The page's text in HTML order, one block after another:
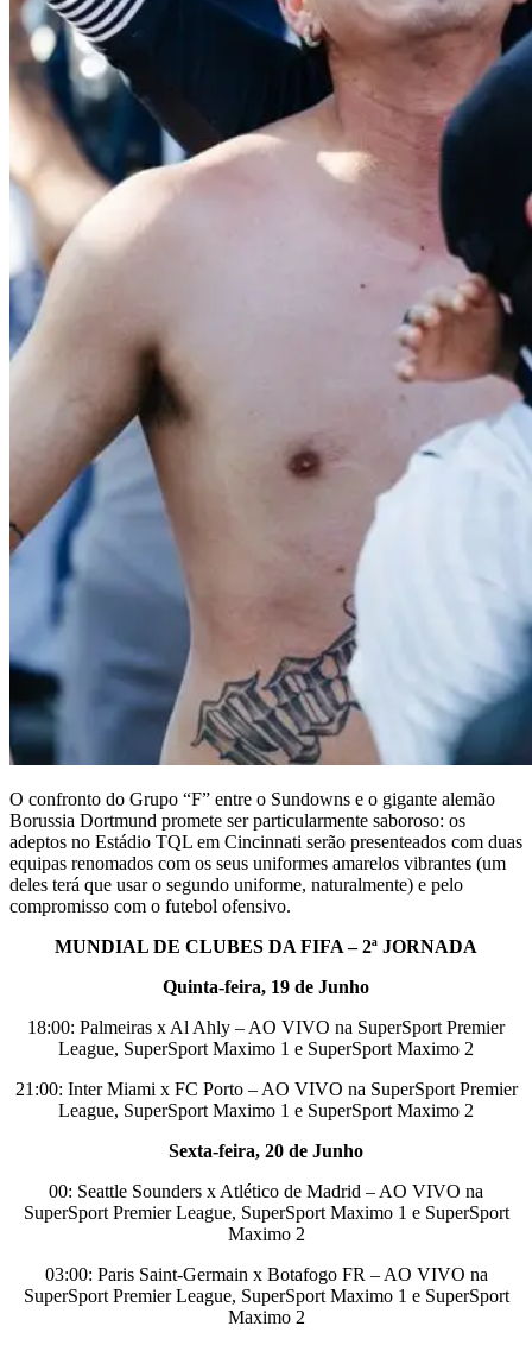
O confronto do Grupo “F” entre o Sundowns e o gigante alemão
Borussia Dortmund promete ser particularmente saboroso: os
adeptos no Estádio TQL em Cincinnati serão presenteados com duas
equipas renomados com os seus uniformes amarelos vibrantes (um
deles terá que usar o segundo uniforme, naturalmente) e pelo
compromisso com o futebol ofensivo.
MUNDIAL DE CLUBES DA FIFA – 2ª JORNADA
Quinta-feira, 19 de Junho
18:00: Palmeiras x Al Ahly – AO VIVO na SuperSport Premier
League, SuperSport Maximo 1 e SuperSport Maximo 2
21:00: Inter Miami x FC Porto – AO VIVO na SuperSport Premier
League, SuperSport Maximo 1 e SuperSport Maximo 2
Sexta-feira, 20 de Junho
00: Seattle Sounders x Atlético de Madrid – AO VIVO na
SuperSport Premier League, SuperSport Maximo 1 e SuperSport
Maximo 2
03:00: Paris Saint-Germain x Botafogo FR – AO VIVO na
SuperSport Premier League, SuperSport Maximo 1 e SuperSport
Maximo 2